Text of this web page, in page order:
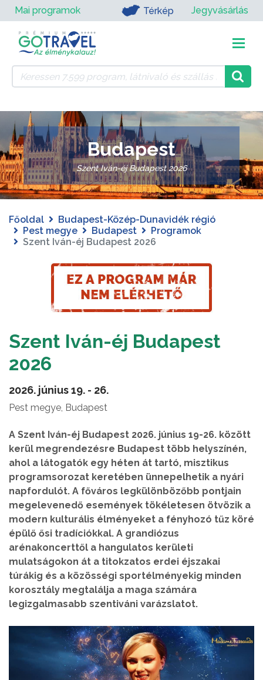
Mai programok Térkép Jegyvásárlás
Budapest
Szent Iván-éj Budapest 2026
Főoldal
Budapest-Közép-Dunavidék régió
Pest megye
Budapest
Programok
Szent Iván-éj Budapest 2026
Szent Iván-éj Budapest
2026
2026. június 19. - 26.
Pest megye, Budapest
A Szent Iván-éj Budapest 2026. június 19-26. között
kerül megrendezésre Budapest több helyszínén,
ahol a látogatók egy héten át tartó, misztikus
programsorozat keretében ünnepelhetik a nyári
napfordulót. A főváros legkülönbözőbb pontjain
megelevenedő események tökéletesen ötvözik a
modern kulturális élményeket a fényhozó tűz köré
épülő ősi tradíciókkal. A grandiózus
arénakoncerttől a hangulatos kerületi
mulatságokon át a titokzatos erdei éjszakai
túrákig és a közösségi sportélményekig minden
korosztály megtalálja a maga számára
legizgalmasabb szentiváni varázslatot.